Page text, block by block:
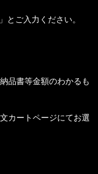
とご入力ください。
品書等金額のわかるも
カートページにてお選